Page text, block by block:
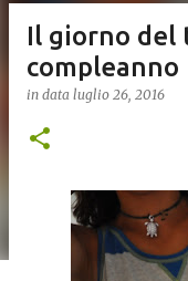
Il giorno del
compleanno
in data luglio 26, 2016